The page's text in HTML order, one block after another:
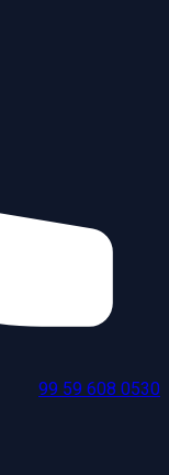
0530 608 59 99